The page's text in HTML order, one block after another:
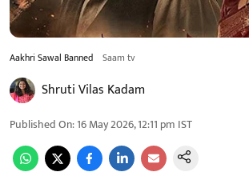
Aakhri Sawal Banned Saam tv
Shruti Vilas Kadam
Published On:16 May 2026, 12:11 pm IST